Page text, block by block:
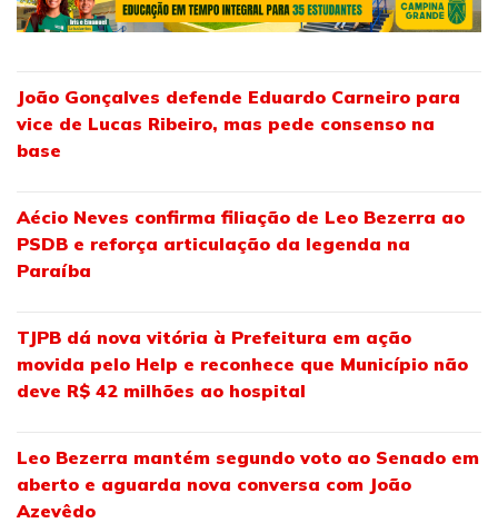
João Gonçalves defende Eduardo Carneiro para
vice de Lucas Ribeiro, mas pede consenso na
base
Aécio Neves confirma filiação de Leo Bezerra ao
PSDB e reforça articulação da legenda na
Paraíba
TJPB dá nova vitória à Prefeitura em ação
movida pelo Help e reconhece que Município não
deve R$ 42 milhões ao hospital
Leo Bezerra mantém segundo voto ao Senado em
aberto e aguarda nova conversa com João
Azevêdo